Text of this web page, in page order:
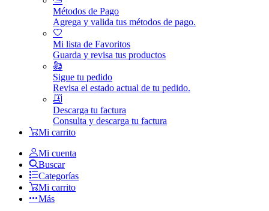
Métodos de Pago
Agrega y valida tus métodos de pago.
Mi lista de Favoritos
Guarda y revisa tus productos
Sigue tu pedido
Revisa el estado actual de tu pedido.
Descarga tu factura
Consulta y descarga tu factura
Mi carrito
Mi cuenta
Buscar
Categorías
Mi carrito
Más